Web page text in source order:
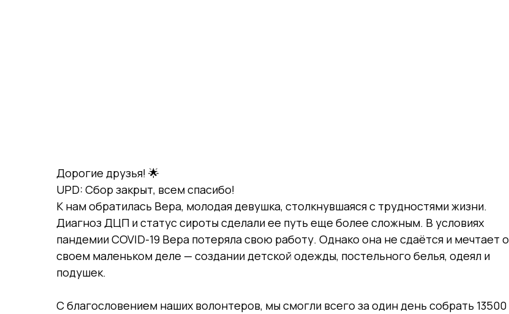
Дорогие друзья! 🌟
UPD: Сбор закрыт, всем спасибо!
К нам обратилась Вера, молодая девушка, столкнувшаяся с трудностями жизни.
Диагноз ДЦП и статус сироты сделали ее путь еще более сложным. В условиях
пандемии COVID-19 Вера потеряла свою работу. Однако она не сдаётся и мечтает о
своем маленьком деле — создании детской одежды, постельного белья, одеял и
подушек.
С благословением наших волонтеров, мы смогли всего за один день собрать 13500